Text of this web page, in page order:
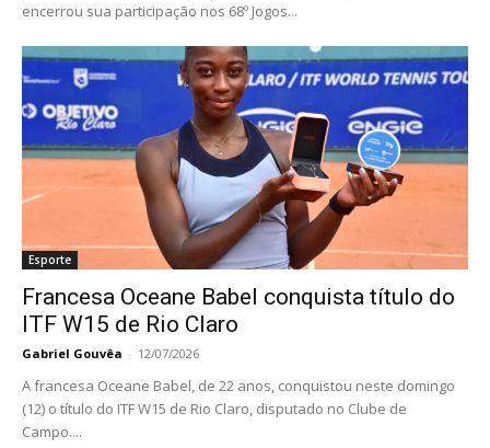
encerrou sua participação nos 68º Jogos...
Esporte
Francesa Oceane Babel conquista título do
ITF W15 de Rio Claro
Gabriel Gouvêa - 12/07/2026
A francesa Oceane Babel, de 22 anos, conquistou neste domingo
(12) o título do ITF W15 de Rio Claro, disputado no Clube de
Campo....